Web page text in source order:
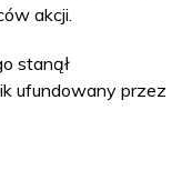
akcji.
stanął
ufundowany przez